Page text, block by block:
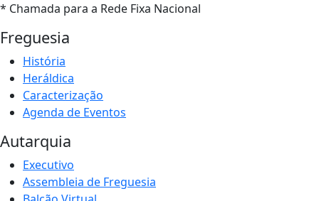
* Chamada para a Rede Fixa Nacional
Freguesia
História
Heráldica
Caracterização
Agenda de Eventos
Autarquia
Executivo
Assembleia de Freguesia